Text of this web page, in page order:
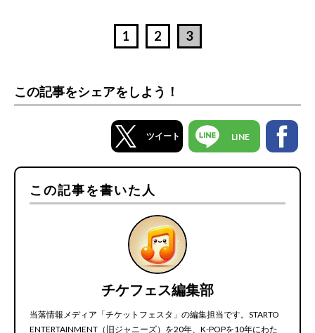
1 2 3
この記事をシェアをしよう！
ツイート LINE
この記事を書いた人
チケフェス編集部
当落情報メディア「チケットフェスタ」の編集担当です。STARTO
ENTERTAINMENT（旧ジャニーズ）を20年、K-POPを10年にわた